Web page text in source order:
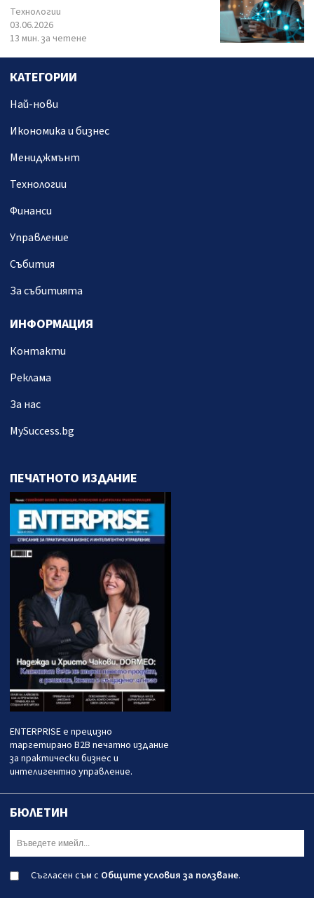
Технологии
03.06.2026
13 мин. за четене
КАТЕГОРИИ
Най-нови
Икономика и бизнес
Мениджмънт
Технологии
Финанси
Управление
Събития
За събитията
ИНФОРМАЦИЯ
Контакти
Реклама
За нас
MySuccess.bg
ПЕЧАТНОТО ИЗДАНИЕ
ENTERPRISE е прецизно
таргетирано B2B печатно издание
за практически бизнес и
интелигентно управление.
БЮЛЕТИН
Съгласен съм с Общите условия за ползване.